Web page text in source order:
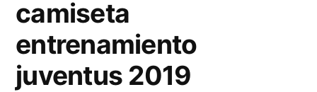
camiseta
entrenamiento
juventus 2019